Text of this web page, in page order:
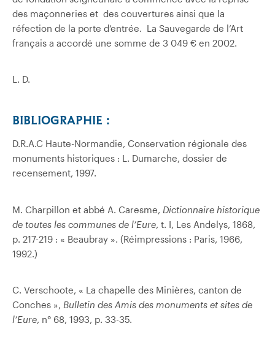
des maçonneries et des couvertures ainsi que la
réfection de la porte d’entrée. La Sauvegarde de l’Art
français a accordé une somme de 3 049 € en 2002.
L. D.
BIBLIOGRAPHIE :
D.R.A.C Haute-Normandie, Conservation régionale des
monuments historiques : L. Dumarche, dossier de
recensement, 1997.
M. Charpillon et abbé A. Caresme, Dictionnaire historique
de toutes les communes de l’Eure, t. I, Les Andelys, 1868,
p. 217-219 : « Beaubray ». (Réimpressions : Paris, 1966,
1992.)
C. Verschoote, « La chapelle des Minières, canton de
Conches », Bulletin des Amis des monuments et sites de
l’Eure, n° 68, 1993, p. 33-35.